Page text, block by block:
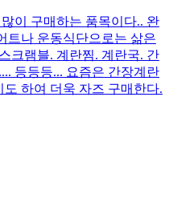
이 구매하는 품목이다.. 완
트나 운동식단으로는 삶은
크램블. 계란찜. 계란국. 간
등등등... 요즘은 간장계란
하여 더욱 자즈 구매한다.